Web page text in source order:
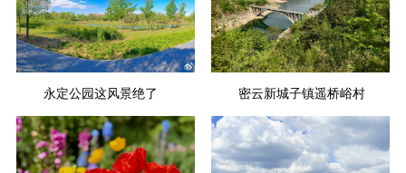
永定公园这风景绝了 密云新城子镇遥桥峪村